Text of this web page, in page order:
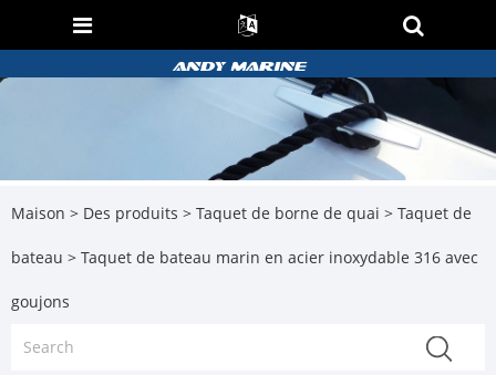
Maison > Des produits > Taquet de borne de quai > Taquet de
bateau > Taquet de bateau marin en acier inoxydable 316 avec
goujons